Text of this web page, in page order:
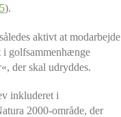
).
aktivt at modarbejde
i golfsammenhænge
der skal udryddes.
inkluderet i
2000-område, der